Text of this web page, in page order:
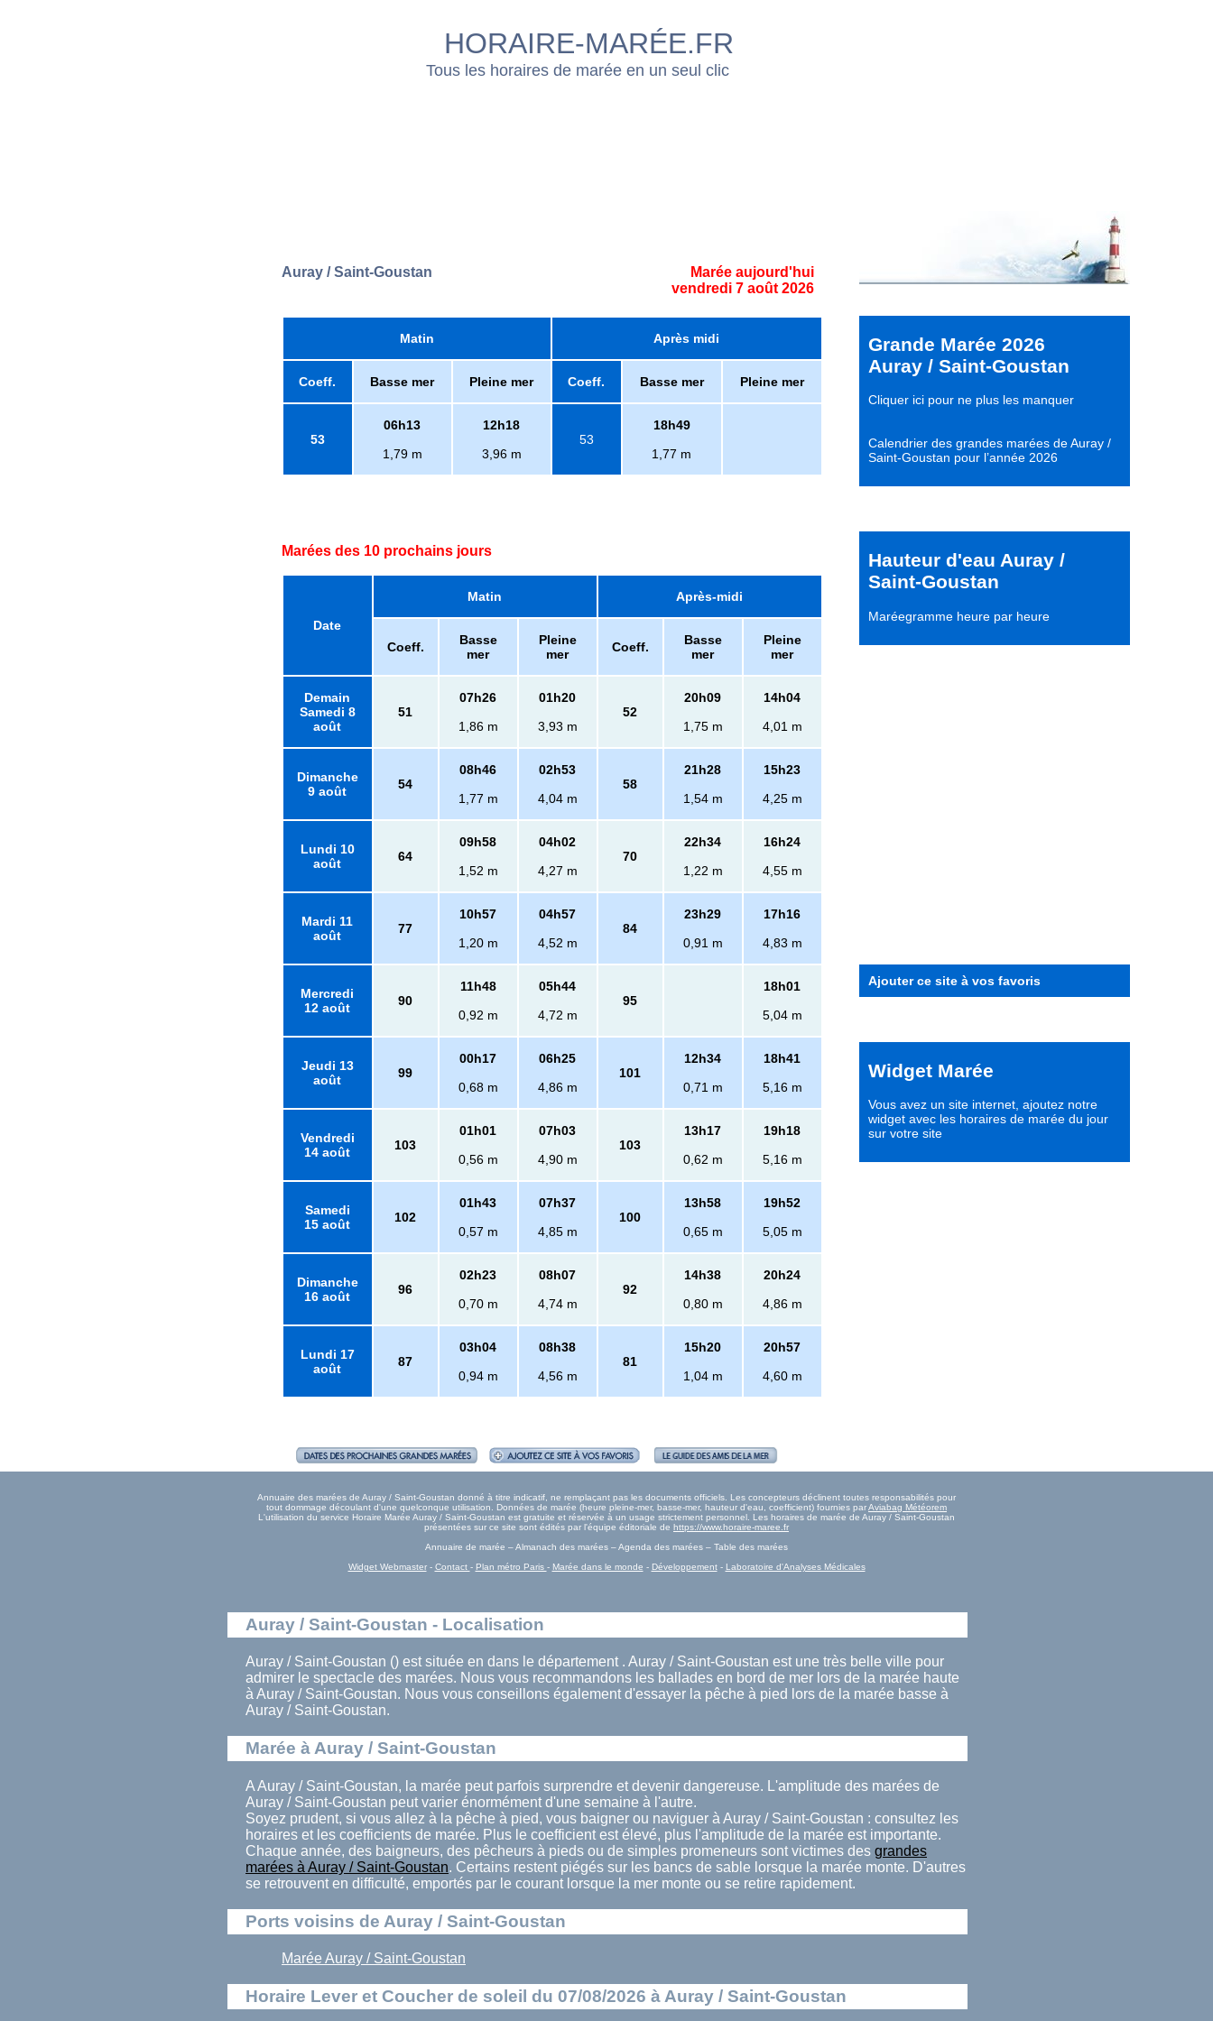
HORAIRE-MARÉE.FR
Tous les horaires de marée en un seul clic
Auray / Saint-Goustan
Marée aujourd'hui
vendredi 7 août 2026
Matin Après midi
Coeff. Basse mer Pleine mer Coeff. Basse mer Pleine mer
53
06h13
1,79 m
12h18
3,96 m
53
18h49
1,77 m
Marées des 10 prochains jours
Date
Matin Après-midi
Coeff.
Basse
mer
Pleine
mer
Coeff.
Basse
mer
Pleine
mer
Demain
Samedi 8
août
51
07h26
1,86 m
01h20
3,93 m
52
20h09
1,75 m
14h04
4,01 m
Dimanche
9 août
54
08h46
1,77 m
02h53
4,04 m
58
21h28
1,54 m
15h23
4,25 m
Lundi 10
août
64
09h58
1,52 m
04h02
4,27 m
70
22h34
1,22 m
16h24
4,55 m
Mardi 11
août
77
10h57
1,20 m
04h57
4,52 m
84
23h29
0,91 m
17h16
4,83 m
Mercredi
12 août
90
11h48
0,92 m
05h44
4,72 m
95
18h01
5,04 m
Jeudi 13
août
99
00h17
0,68 m
06h25
4,86 m
101
12h34
0,71 m
18h41
5,16 m
Vendredi
14 août
103
01h01
0,56 m
07h03
4,90 m
103
13h17
0,62 m
19h18
5,16 m
Samedi
15 août
102
01h43
0,57 m
07h37
4,85 m
100
13h58
0,65 m
19h52
5,05 m
Dimanche
16 août
96
02h23
0,70 m
08h07
4,74 m
92
14h38
0,80 m
20h24
4,86 m
Lundi 17
août
87
03h04
0,94 m
08h38
4,56 m
81
15h20
1,04 m
20h57
4,60 m
Grande Marée 2026
Auray / Saint-Goustan
Cliquer ici pour ne plus les manquer
Calendrier des grandes marées de Auray /
Saint-Goustan pour l’année 2026
Hauteur d'eau Auray /
Saint-Goustan
Maréegramme heure par heure
Ajouter ce site à vos favoris
Widget Marée
Vous avez un site internet, ajoutez notre
widget avec les horaires de marée du jour
sur votre site
Annuaire des marées de Auray / Saint-Goustan donné à titre indicatif, ne remplaçant pas les documents officiels. Les concepteurs déclinent toutes responsabilités pour
tout dommage découlant d'une quelconque utilisation. Données de marée (heure pleine-mer, basse-mer, hauteur d'eau, coefficient) fournies parAviabag Météorem
L'utilisation du service Horaire Marée Auray / Saint-Goustan est gratuite et réservée à un usage strictement personnel. Les horaires de marée de Auray / Saint-Goustan
présentées sur ce site sont édités par l'équipe éditoriale de https://www.horaire-maree.fr
Annuaire de marée – Almanach des marées – Agenda des marées – Table des marées
Widget Webmaster- Contact - Plan métro Paris - Marée dans le monde - Développement- Laboratoire d'Analyses Médicales
Auray / Saint-Goustan - Localisation
Auray / Saint-Goustan () est située en dans le département . Auray / Saint-Goustan est une très belle ville pour
admirer le spectacle des marées. Nous vous recommandons les ballades en bord de mer lors de la marée haute
à Auray / Saint-Goustan. Nous vous conseillons également d'essayer la pêche à pied lors de la marée basse à
Auray / Saint-Goustan.
Marée à Auray / Saint-Goustan
A Auray / Saint-Goustan, la marée peut parfois surprendre et devenir dangereuse. L'amplitude des marées de
Auray / Saint-Goustan peut varier énormément d'une semaine à l'autre.
Soyez prudent, si vous allez à la pêche à pied, vous baigner ou naviguer à Auray / Saint-Goustan : consultez les
horaires et les coefficients de marée. Plus le coefficient est élevé, plus l'amplitude de la marée est importante.
Chaque année, des baigneurs, des pêcheurs à pieds ou de simples promeneurs sont victimes des grandes
marées à Auray / Saint-Goustan. Certains restent piégés sur les bancs de sable lorsque la marée monte. D'autres
se retrouvent en difficulté, emportés par le courant lorsque la mer monte ou se retire rapidement.
Ports voisins de Auray / Saint-Goustan
Marée Auray / Saint-Goustan
Horaire Lever et Coucher de soleil du 07/08/2026 à Auray / Saint-Goustan